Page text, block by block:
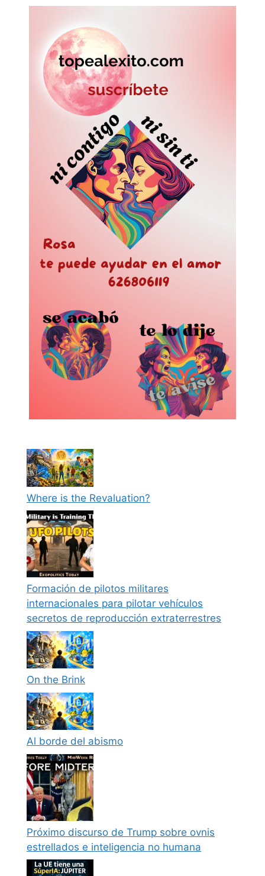
Where is the Revaluation?
Formación de pilotos militares
internacionales para pilotar vehículos
secretos de reproducción extraterrestres
On the Brink
Al borde del abismo
Próximo discurso de Trump sobre ovnis
estrellados e inteligencia no humana